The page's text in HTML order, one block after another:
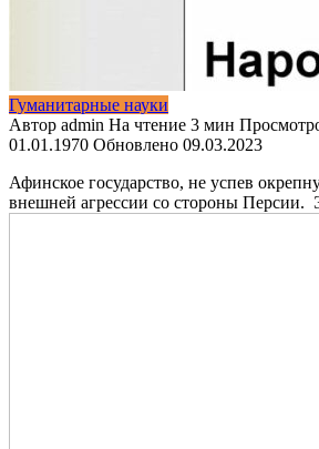
Гуманитарные науки
Автор admin На чтение 3 мин
01.01.1970 Обновлено 09.03.2023
Афинское государство, не успев
внешней агрессии со стороны Персии.